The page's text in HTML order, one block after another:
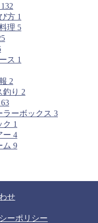
132
方 1
理 5
ス 1
2
釣り 2
63
ラーボックス 3
ク 1
ー 4
ム 9
せ
ーポリシー